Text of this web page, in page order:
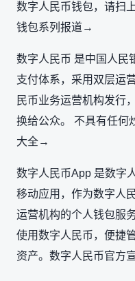
数字人民币钱包，请扫
钱包系列报道→
数字人民币 是中国人民
支付体系，采用双层运
民币业务运营机构发行
换给公众。 不具有任何
大全→
数字人民币App 是数字
移动应用，作为数字人
运营机构的个人钱包服
使用数字人民币，便捷
资产。数字人民币官方